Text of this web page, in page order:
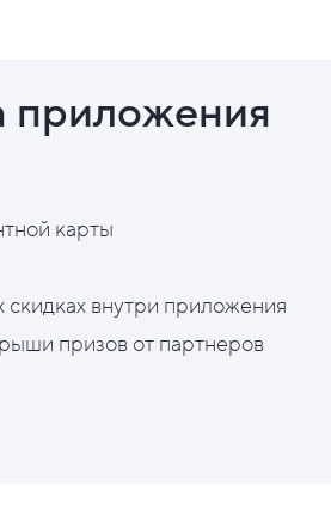
приложения
карты
внутри приложения
призов от партнеров